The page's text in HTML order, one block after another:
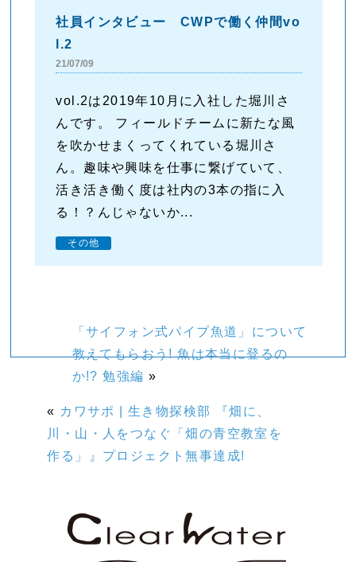
社員インタビュー CWPで働く仲間vo
l.2
21/07/09
vol.2は2019年10月に入社した堀川さ
んです。 フィールドチームに新たな風
を吹かせまくってくれている堀川さ
ん。趣味や興味を仕事に繋げていて、
活き活き働く度は社内の3本の指に入
る！？んじゃないか...
その他
「サイフォン式パイプ魚道」について
教えてもらおう! 魚は本当に登るの
か!? 勉強編 »
« カワサポ | 生き物探検部 『畑に、
川・山・人をつなぐ「畑の青空教室を
作る」』プロジェクト無事達成!